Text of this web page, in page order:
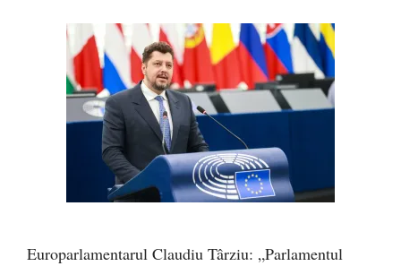
Europarlamentarul Claudiu Târziu: „Parlamentul